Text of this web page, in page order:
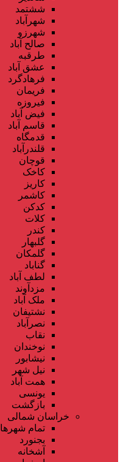
ششتمد
شهرآباد
شهرزو
صالح آباد
طرقبه
عشق آباد
فرهادگرد
فریمان
فیروزه
فیض آباد
قاسم آباد
قدمگاه
قلندرآباد
قوچان
کاخک
کاریز
کاشمر
کدکن
کلات
کندر
گلبهار
گلمکان
گناباد
لطف آباد
مزدآوند
ملک آباد
نشتیفان
نصرآباد
نقاب
نوخندان
نیشابور
نیل شهر
همت آباد
یونسی
بازگشت
خراسان شمالی
تمام شهر‌ها
بجنورد
آشخانه